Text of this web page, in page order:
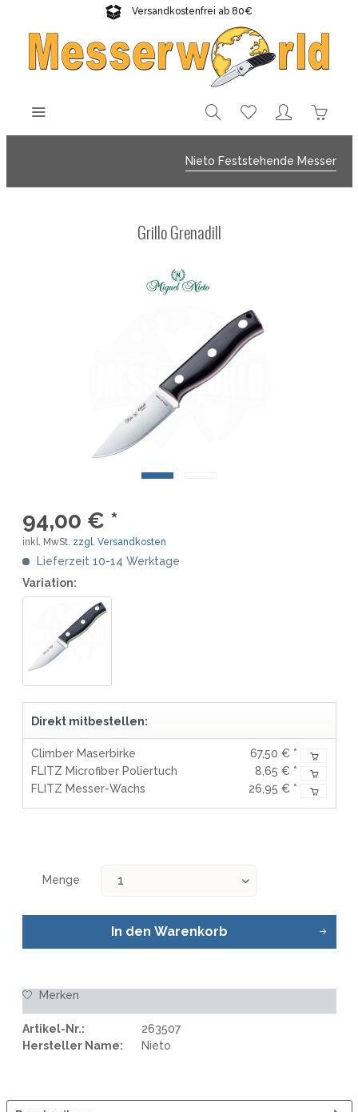
Versandkostenfrei ab 80€
Gratisversand sichern!
Nieto Feststehende Messer
Grillo Grenadill
94,00 € *
inkl. MwSt. zzgl. Versandkosten
Lieferzeit 10-14 Werktage
Variation:
Direkt mitbestellen:
Climber Maserbirke
67,50 € *
FLITZ Microfiber Poliertuch
8,65 € *
FLITZ Messer-Wachs
26,95 € *
Menge
In den Warenkorb
Merken
Artikel-Nr.:
263507
Hersteller Name:
Nieto